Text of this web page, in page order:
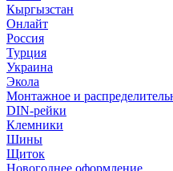
Кыргызстан
Онлайт
Россия
Турция
Украина
Экола
Монтажное и
DIN-рейки
Клемники
Шины
Щиток
Новогоднее оформление